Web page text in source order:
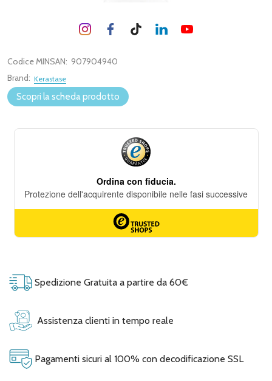
Codice MINSAN: 907904940
Brand: Kerastase
Scopri la scheda prodotto
Spedizione Gratuita a partire da 60€
Assistenza clienti in tempo reale
Pagamenti sicuri al 100% con decodificazione SSL